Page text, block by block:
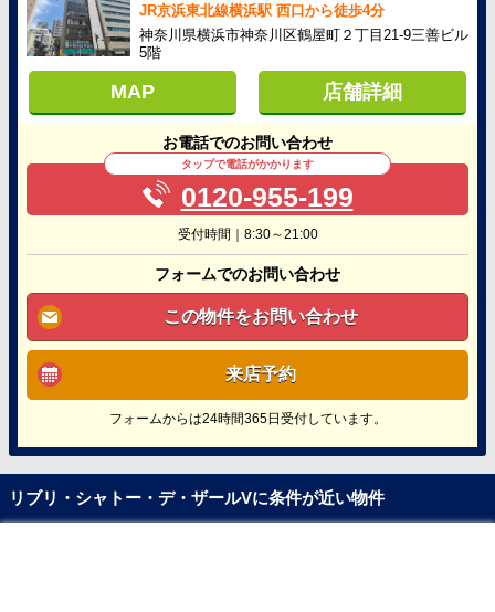
JR京浜東北線横浜駅 西口から徒歩4分
神奈川県横浜市神奈川区鶴屋町２丁目21-9三善ビル
5階
MAP 店舗詳細
お電話でのお問い合わせ
タップで電話がかかります
0120-955-199
受付時間｜8:30～21:00
フォームでのお問い合わせ
この物件をお問い合わせ
来店予約
フォームからは24時間365日受付しています。
リブリ・シャトー・デ・ザールVに条件が近い物件